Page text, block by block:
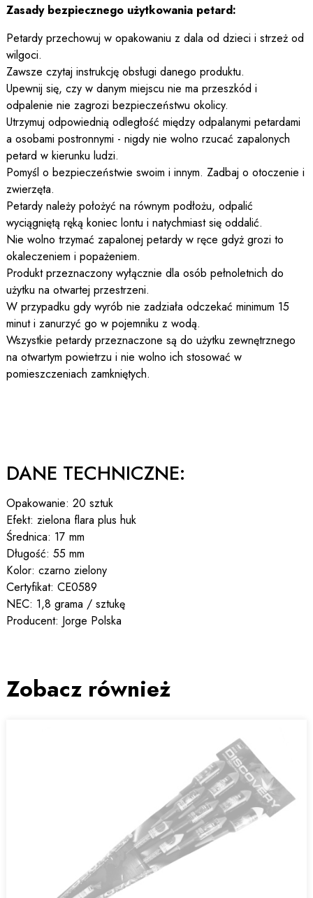
Zasady bezpiecznego użytkowania petard:
Petardy przechowuj w opakowaniu z dala od dzieci i strzeż od
wilgoci.
Zawsze czytaj instrukcję obsługi danego produktu.
Upewnij się, czy w danym miejscu nie ma przeszkód i
odpalenie nie zagrozi bezpieczeństwu okolicy.
Utrzymuj odpowiednią odległość między odpalanymi petardami
a osobami postronnymi - nigdy nie wolno rzucać zapalonych
petard w kierunku ludzi.
Pomyśl o bezpieczeństwie swoim i innym. Zadbaj o otoczenie i
zwierzęta.
Petardy należy położyć na równym podłożu, odpalić
wyciągniętą ręką koniec lontu i natychmiast się oddalić.
Nie wolno trzymać zapalonej petardy w ręce gdyż grozi to
okaleczeniem i popażeniem.
Produkt przeznaczony wyłącznie dla osób pełnoletnich do
użytku na otwartej przestrzeni.
W przypadku gdy wyrób nie zadziała odczekać minimum 15
minut i zanurzyć go w pojemniku z wodą.
Wszystkie petardy przeznaczone są do użytku zewnętrznego
na otwartym powietrzu i nie wolno ich stosować w
pomieszczeniach zamkniętych.
DANE TECHNICZNE:
Opakowanie: 20 sztuk
Efekt: zielona flara plus huk
Średnica: 17 mm
Długość: 55 mm
Kolor: czarno zielony
Certyfikat: CE0589
NEC: 1,8 grama / sztukę
Producent: Jorge Polska
Zobacz również